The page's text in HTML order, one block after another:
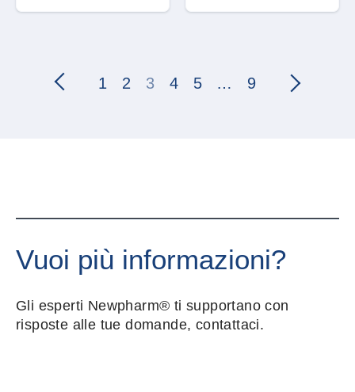
1 2 3 4 5 … 9
Vuoi più informazioni?
Gli esperti Newpharm® ti supportano con
risposte alle tue domande, contattaci.